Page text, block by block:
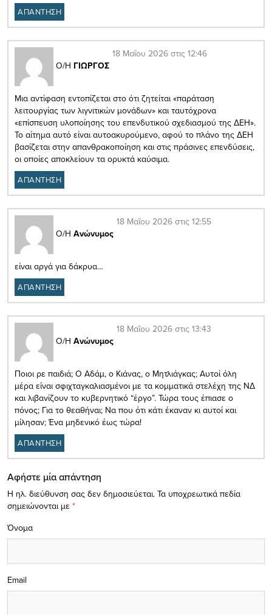
ΑΠΑΝΤΗΣΗ
Ο/Η ΓΙΩΡΓΟΣ
18 Μαΐου 2026 στις 12:46
Μια αντίφαση εντοπίζεται στο ότι ζητείται «παράταση
λειτουργίας των λιγνιτικών μονάδων» και ταυτόχρονα
«επίσπευση υλοποίησης του επενδυτικού σχεδιασμού της ΔΕΗ».
Το αίτημα αυτό είναι αυτοακυρούμενο, αφού το πλάνο της ΔΕΗ
βασίζεται στην απανθρακοποίηση και στις πράσινες επενδύσεις,
οι οποίες αποκλείουν τα ορυκτά καύσιμα.
ΑΠΑΝΤΗΣΗ
Ο/Η Ανώνυμος
18 Μαΐου 2026 στις 12:55
είναι αργά για δάκρυα…
ΑΠΑΝΤΗΣΗ
Ο/Η Ανώνυμος
18 Μαΐου 2026 στις 13:43
Ποιοι ρε παιδιά; Ο Αδάμ, ο Κιάνας, ο Μητλιάγκας; Αυτοί όλη
μέρα είναι σφιχταγκαλιασμένοι με τα κομματικά στελέχη της ΝΔ
και λιβανίζουν το κυβερνητικό “έργο”. Τώρα τους έπιασε ο
πόνος; Για το θεαθήναι; Να που ότι κάτι έκαναν κι αυτοί και
μίλησαν; Ένα μηδενικό έως τώρα!
ΑΠΑΝΤΗΣΗ
Αφήστε μία απάντηση
Η ηλ. διεύθυνση σας δεν δημοσιεύεται. Τα υποχρεωτικά πεδία
σημειώνονται με *
Όνομα
Email